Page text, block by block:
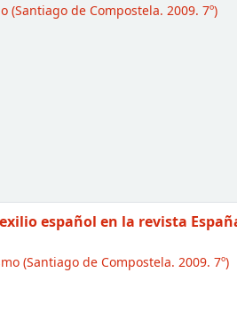
(Santiago de Compostela. 2009. 7º)
español en la revista
(Santiago de Compostela. 2009. 7º)